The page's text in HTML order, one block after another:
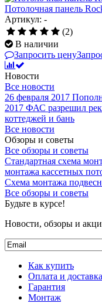
Потолочная панель
Артикул: -
(2)
В наличии
Запросить цену
Новости
Все новости
26 февраля 2017
2017 ФАС разрешил
коттеджей и бань
Все новости
Обзоры и советы
Все обзоры и советы
Стандартная схема
монтажа кассетных
Схема монтажа
Все обзоры и советы
Будьте в курсе!
Новости, обзоры и
Как купить
Оплата и доставка
Гарантия
Монтаж